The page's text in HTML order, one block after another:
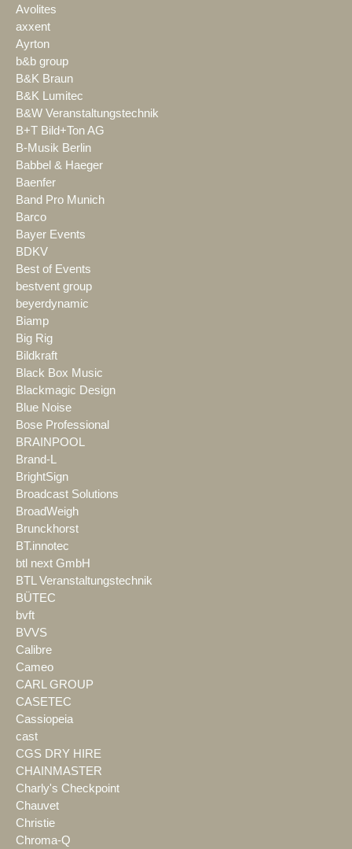
Avolites
axxent
Ayrton
b&b group
B&K Braun
B&K Lumitec
B&W Veranstaltungstechnik
B+T Bild+Ton AG
B-Musik Berlin
Babbel & Haeger
Baenfer
Band Pro Munich
Barco
Bayer Events
BDKV
Best of Events
bestvent group
beyerdynamic
Biamp
Big Rig
Bildkraft
Black Box Music
Blackmagic Design
Blue Noise
Bose Professional
BRAINPOOL
Brand-L
BrightSign
Broadcast Solutions
BroadWeigh
Brunckhorst
BT.innotec
btl next GmbH
BTL Veranstaltungstechnik
BÜTEC
bvft
BVVS
Calibre
Cameo
CARL GROUP
CASETEC
Cassiopeia
cast
CGS DRY HIRE
CHAINMASTER
Charly's Checkpoint
Chauvet
Christie
Chroma-Q